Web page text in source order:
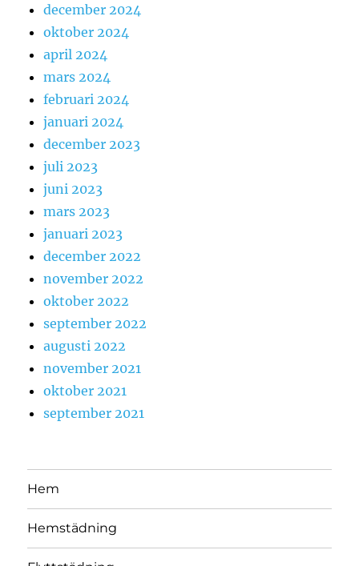
december 2024
oktober 2024
april 2024
mars 2024
februari 2024
januari 2024
december 2023
juli 2023
juni 2023
mars 2023
januari 2023
december 2022
november 2022
oktober 2022
september 2022
augusti 2022
november 2021
oktober 2021
september 2021
Hem
Hemstädning